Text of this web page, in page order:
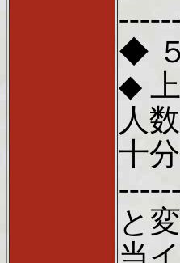
◆
◆
人
十
と
当